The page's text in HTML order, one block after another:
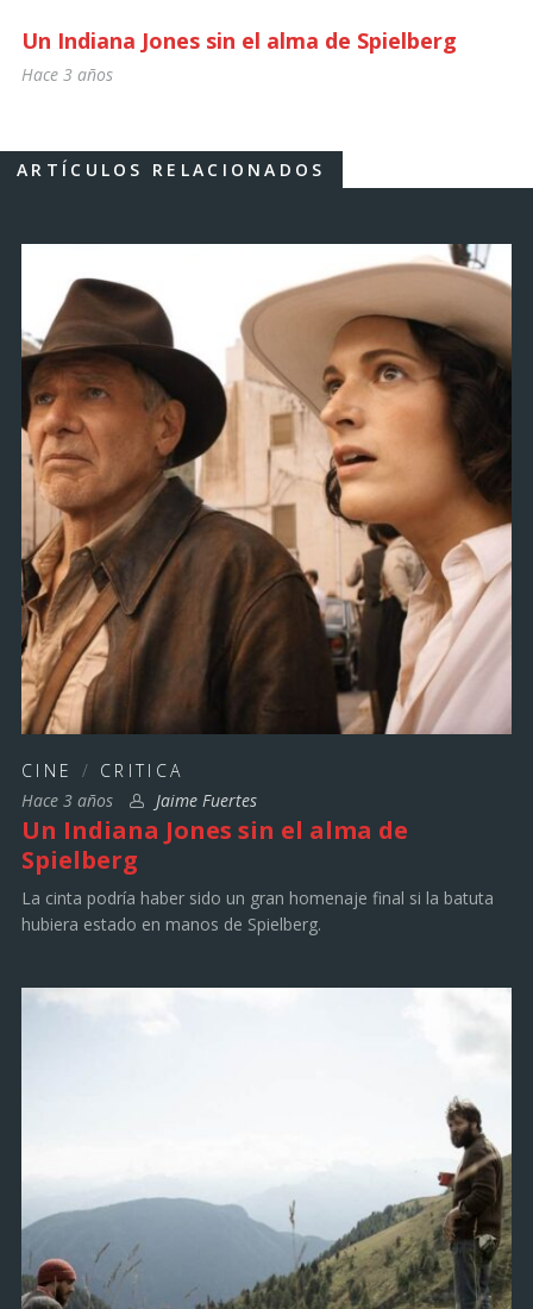
Un Indiana Jones sin el alma de Spielberg
Hace 3 años
ARTÍCULOS RELACIONADOS
CINE / CRITICA
Hace 3 años
Jaime Fuertes
Un Indiana Jones sin el alma de
Spielberg
La cinta podría haber sido un gran homenaje final si la batuta
hubiera estado en manos de Spielberg.